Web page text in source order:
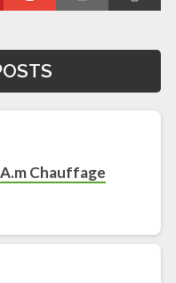
A.m Chauffage